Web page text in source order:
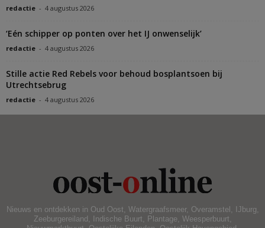
redactie - 4 augustus 2026
‘Eén schipper op ponten over het IJ onwenselijk’
redactie - 4 augustus 2026
Stille actie Red Rebels voor behoud bosplantsoen bij
Utrechtsebrug
redactie - 4 augustus 2026
Nieuws en ontdekken in Oud Oost, Watergraafsmeer, Overamstel, IJburg,
Zeeburgereiland, Indische Buurt, Plantage, Weesperbuurt,